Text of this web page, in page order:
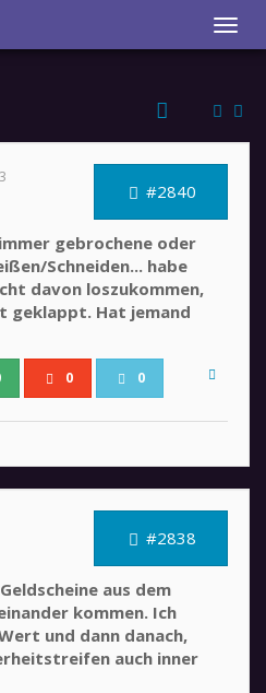
#2840
gebrochene oder
Schneiden... habe
davon loszukommen,
geklappt. Hat jemand
0 0
#2838
aus dem
kommen. Ich
und dann danach,
auch inner